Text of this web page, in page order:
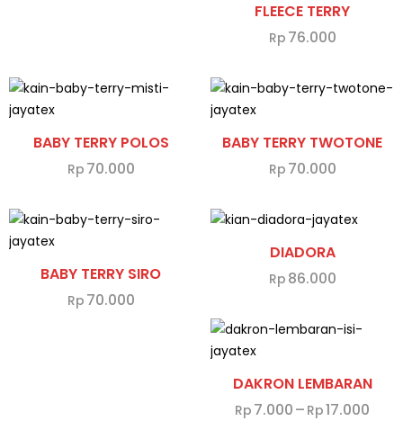
FLEECE TERRY
Rp 76.000
BABY TERRY POLOS
Rp 70.000
BABY TERRY TWOTONE
Rp 70.000
BABY TERRY SIRO
Rp 70.000
DIADORA
Rp 86.000
DAKRON LEMBARAN
Rp 7.000– Rp17.000